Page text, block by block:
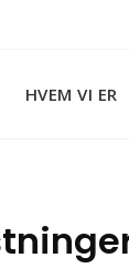
HVEM VI ER